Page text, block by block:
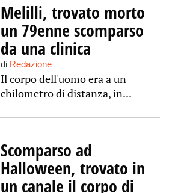
Melilli, trovato morto
un 79enne scomparso
da una clinica
di Redazione
Il corpo dell'uomo era a un
chilometro di distanza, in...
Scomparso ad
Halloween, trovato in
un canale il corpo di